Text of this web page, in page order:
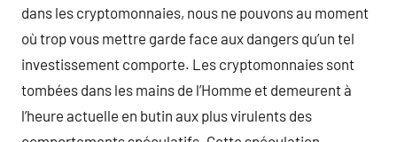
dans les cryptomonnaies, nous ne pouvons au moment
où trop vous mettre garde face aux dangers qu’un tel
investissement comporte. Les cryptomonnaies sont
tombées dans les mains de l’Homme et demeurent à
l’heure actuelle en butin aux plus virulents des